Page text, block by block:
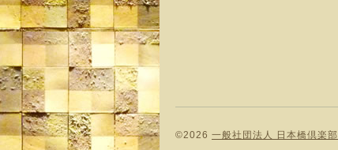
©2026 一般社団法人 日本橋倶楽部